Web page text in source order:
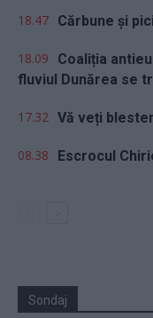
18.47 Cărbune și
18.09
Coaliția
fluviul Dunărea se
17.32 Vă veți
08.38 Escrocul
Sondaj